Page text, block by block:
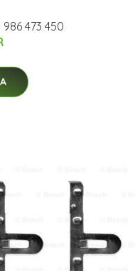
473 450